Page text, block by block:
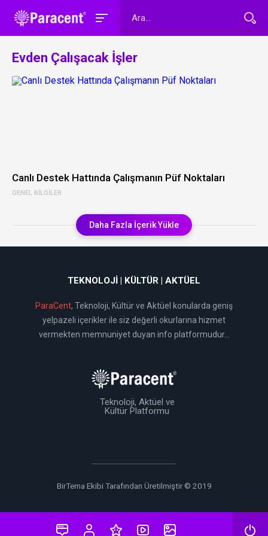
Evden Çalışacak İşler
GENEL BILGILER
Canlı Destek Hattında Çalışmanın Püf Noktaları
Daha Fazla İçerik Yükle
TEKNOLOJI | KÜLTÜR | AKTÜEL
ParaCent, Teknoloji, Kültür ve Aktüel konularda geniş
yelpazeli içerikler ile siz değerli okurlarına hizmet
vermekten memnuniyet duyan info platformudur...
Teknoloji, Aktüel ve
Kültür Platformu
BirTema Ekibi Tarafından Üretilmiştir © 2019